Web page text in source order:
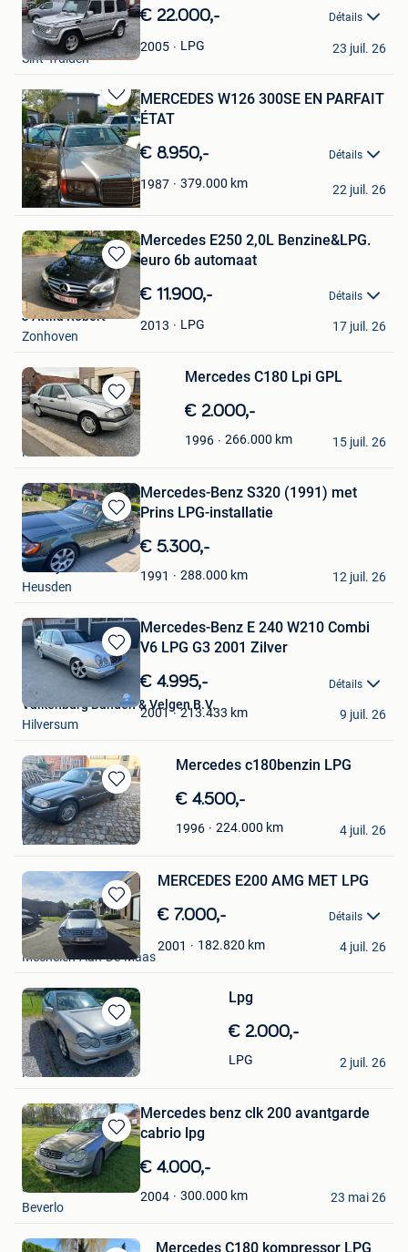
dans
Mes
Favoris
€ 22.000,- Détails
2005 LPG
Peter Zurinckx
Sint-Truiden
23 juil. 26
Sauvegarder
dans
Mes
Favoris
MERCEDES W126 300SE EN PARFAIT
ÉTAT
€ 8.950,- Détails
1987 379.000 km
Iwan@WJ CarDetail
Herentals
22 juil. 26
Sauvegarder
dans
Mes
Favoris
Mercedes E250 2,0L Benzine&LPG.
euro 6b automaat
€ 11.900,- Détails
2013 LPG
J Attila Robert
Zonhoven
17 juil. 26
Sauvegarder
dans
Mes
Favoris
Mercedes C180 Lpi GPL
€ 2.000,-
1996 266.000 km
Philip
Hasselt
15 juil. 26
Sauvegarder
dans
Mes
Favoris
Mercedes-Benz S320 (1991) met
Prins LPG-installatie
€ 5.300,-
1991 288.000 km
tommy
Heusden
12 juil. 26
Sauvegarder
dans
Mes
Favoris
Mercedes-Benz E 240 W210 Combi
V6 LPG G3 2001 Zilver
€ 4.995,- Détails
2001 213.433 km
Valkenburg Banden & Velgen B.V.
Hilversum
9 juil. 26
Sauvegarder
dans
Mes
Favoris
Mercedes c180benzin LPG
€ 4.500,-
1996 224.000 km
toni montana
Lummen
4 juil. 26
Sauvegarder
dans
Mes
Favoris
MERCEDES E200 AMG MET LPG
€ 7.000,- Détails
2001 182.820 km
Simba
Mechelen-Aan-De-Maas
4 juil. 26
Sauvegarder
dans
Mes
Favoris
Lpg
€ 2.000,-
LPG
Саша Корецький
Ravels
2 juil. 26
Sauvegarder
dans
Mes
Favoris
Mercedes benz clk 200 avantgarde
cabrio lpg
€ 4.000,-
2004 300.000 km
sam
Beverlo
23 mai 26
Mercedes C180 kompressor LPG